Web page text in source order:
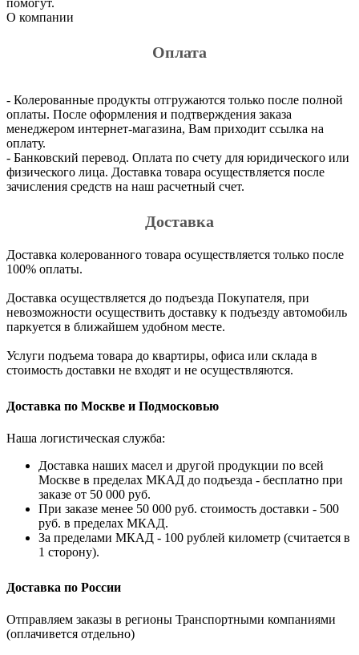
помогут.
О компании
Оплата
- Колерованные продукты отгружаются только после полной
оплаты. После оформления и подтверждения заказа
менеджером интернет-магазина, Вам приходит ссылка на
оплату.
- Банковский перевод. Оплата по счету для юридического или
физического лица. Доставка товара осуществляется после
зачисления средств на наш расчетный счет.
Доставка
Доставка колерованного товара осуществляется только после
100% оплаты.
Доставка осуществляется до подъезда Покупателя, при
невозможности осуществить доставку к подъезду автомобиль
паркуется в ближайшем удобном месте.
Услуги подъема товара до квартиры, офиса или склада в
стоимость доставки не входят и не осуществляются.
Доставка по Москве и Подмосковью
Наша логистическая служба:
Доставка наших масел и другой продукции по всей
Москве в пределах МКАД до подъезда - бесплатно при
заказе от 50 000 руб.
При заказе менее 50 000 руб. стоимость доставки - 500
руб. в пределах МКАД.
За пределами МКАД - 100 рублей километр (считается в
1 сторону).
Доставка по России
Отправляем заказы в регионы Транспортными компаниями
(оплачивется отдельно)